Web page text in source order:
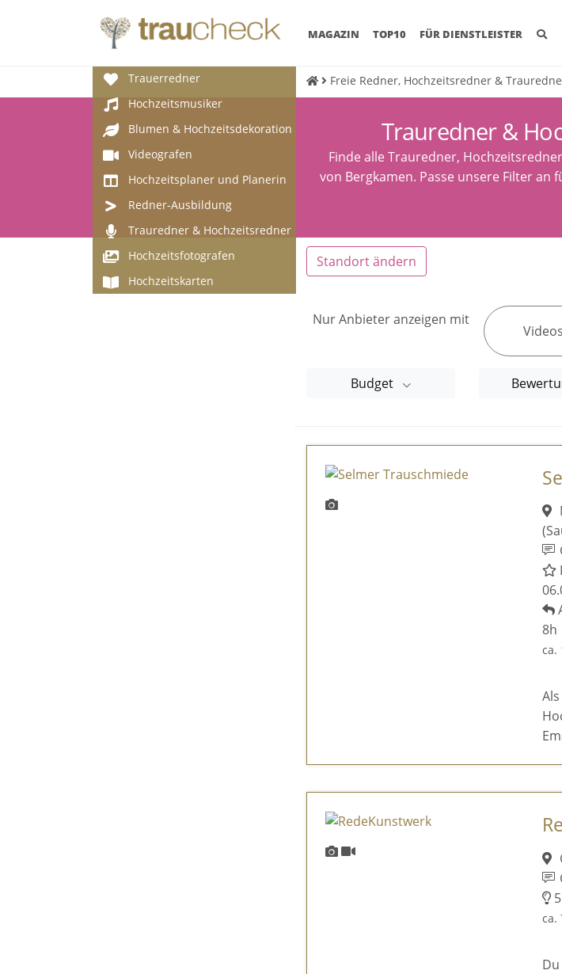
MAGAZIN (CURRENT)
TOP10 FÜR DIENSTLEISTER
Trauerredner
Hochzeitsmusiker
Blumen & Hochzeitsdekoration
Videografen
Hochzeitsplaner und Planerin
Redner-Ausbildung
Trauredner & Hochzeitsredner
Hochzeitsfotografen
Hochzeitskarten
Freie Redner, Hochzeitsredner &
Trauredner &
Finde alle Trauredner,
von Bergkamen. Passe unsere Filter an
Standort ändern
Nur Anbieter anzeigen mit
Videos
Budget
8h
ca.
5
ca.